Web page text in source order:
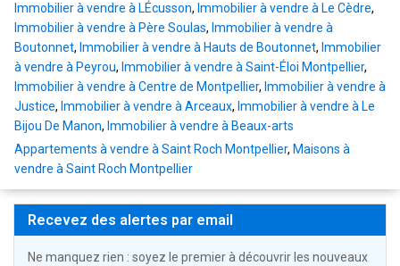
Immobilier à vendre à LÉcusson, Immobilier à vendre à Le Cèdre,
Immobilier à vendre à Père Soulas, Immobilier à vendre à
Boutonnet, Immobilier à vendre à Hauts de Boutonnet, Immobilier
à vendre à Peyrou, Immobilier à vendre à Saint-Éloi Montpellier,
Immobilier à vendre à Centre de Montpellier, Immobilier à vendre à
Justice, Immobilier à vendre à Arceaux, Immobilier à vendre à Le
Bijou De Manon, Immobilier à vendre à Beaux-arts
Appartements à vendre à Saint Roch Montpellier, Maisons à
vendre à Saint Roch Montpellier
Recevez des alertes par email
Ne manquez rien : soyez le premier à découvrir les nouveaux